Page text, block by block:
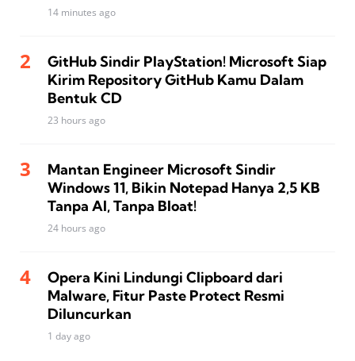
14 minutes ago
GitHub Sindir PlayStation! Microsoft Siap
Kirim Repository GitHub Kamu Dalam
Bentuk CD
23 hours ago
Mantan Engineer Microsoft Sindir
Windows 11, Bikin Notepad Hanya 2,5 KB
Tanpa AI, Tanpa Bloat!
24 hours ago
Opera Kini Lindungi Clipboard dari
Malware, Fitur Paste Protect Resmi
Diluncurkan
1 day ago